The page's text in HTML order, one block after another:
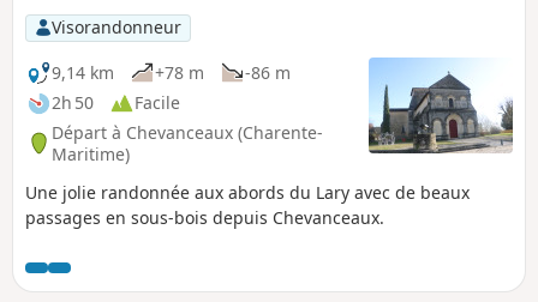
Visorandonneur
9,14 km
+78 m
-86 m
2h 50
Facile
Départ à Chevanceaux (Charente-
Maritime)
Une jolie randonnée aux abords du Lary avec de beaux
passages en sous-bois depuis Chevanceaux.